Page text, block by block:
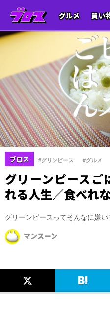
グルメ 買い
ブロス #グリンピース #グルメ
グリーンピースご
れる人生／食べれ
グリーンピースってそんなに嫌い
マンスーン